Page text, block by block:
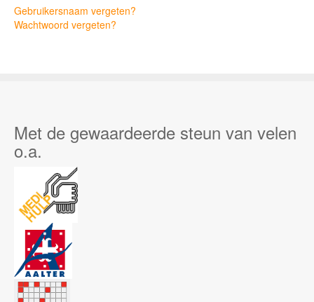
Gebruikersnaam vergeten?
Wachtwoord vergeten?
Met de gewaardeerde steun van velen
o.a.